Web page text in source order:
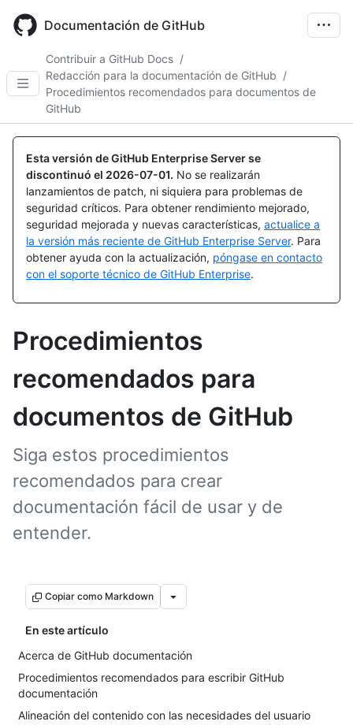
main
Documentación de GitHub
Contribuir a GitHub Docs /
Redacción para la documentación de GitHub /
Procedimientos recomendados para documentos de
GitHub
Esta versión de GitHub Enterprise Server se
discontinuó el 2026-07-01. No se realizarán
lanzamientos de patch, ni siquiera para problemas de
seguridad críticos. Para obtener rendimiento mejorado,
seguridad mejorada y nuevas características, actualice a
la versión más reciente de GitHub Enterprise Server. Para
obtener ayuda con la actualización, póngase en contacto
con el soporte técnico de GitHub Enterprise.
Procedimientos
recomendados para
documentos de GitHub
Siga estos procedimientos
recomendados para crear
documentación fácil de usar y de
entender.
Copiar como Markdown
En este artículo
Acerca de GitHub documentación
Procedimientos recomendados para escribir GitHub
documentación
Alineación del contenido con las necesidades del usuario